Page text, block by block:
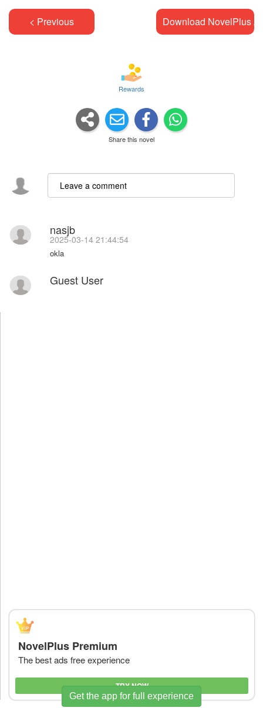
Get the app for full experience
< Previous Download NovelPlus
Rewards
Share this novel
nasjb
2025-03-14 21:44:54
okla
Guest User
NovelPlus Premium
The best ads free experience
TRY NOW